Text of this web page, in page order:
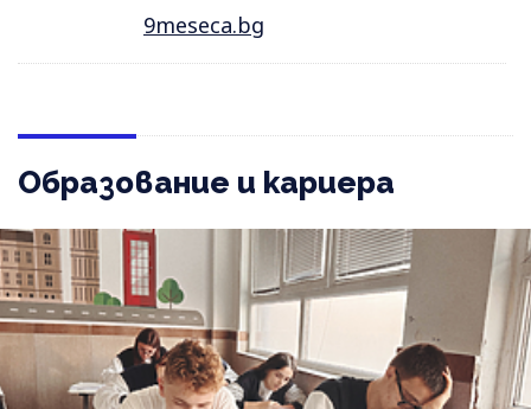
9meseca.bg
Образование и кариера